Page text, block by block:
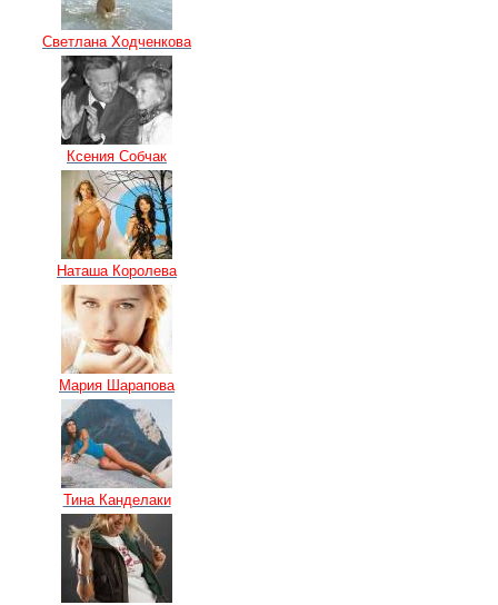
Светлана Ходченкова
Ксения Собчак
Наташа Королева
Мария Шарапова
Тина Канделаки